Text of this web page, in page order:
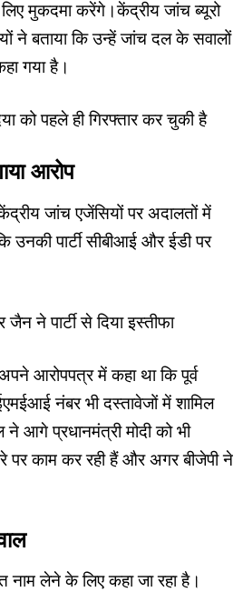
मुकदमा करेंगे।केंद्रीय जांच ब्यूरो
ने बताया कि उन्हें जांच दल के सवालों
गया है।
को पहले ही गिरफ्तार कर चुकी है
आरोप
जांच एजेंसियों पर अदालतों में
पार्टी सीबीआई और ईडी पर
ने पार्टी से दिया इस्तीफा
आरोपपत्र में कहा था कि पूर्व
नंबर भी दस्तावेजों में शामिल
आगे प्रधानमंत्री मोदी को भी
पर काम कर रही हैं और अगर बीजेपी ने
नाम लेने के लिए कहा जा रहा है।